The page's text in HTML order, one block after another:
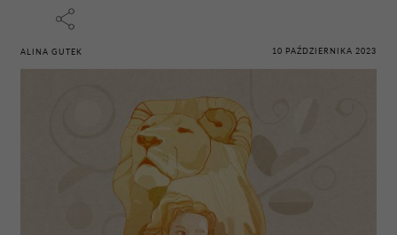
ALINA GUTEK 10 PAŹDZIERNIKA 2023